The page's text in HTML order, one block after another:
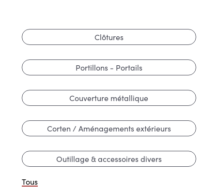
Clôtures
Portillons - Portails
Couverture métallique
Corten / Aménagements extérieurs
Outillage & accessoires divers
Tous